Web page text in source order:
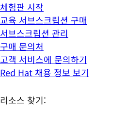
체험판 시작
교육 서브스크립션 구매
서브스크립션 관리
구매 문의처
고객 서비스에 문의하기
Red Hat 채용 정보 보기
리소스 찾기: